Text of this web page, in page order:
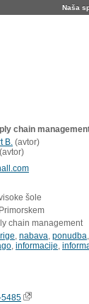
Naša
chain
B. (avtor)
(avtor)
šole
chain management
nabava ponudba
informacije